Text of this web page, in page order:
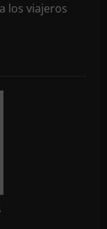
los viajeros